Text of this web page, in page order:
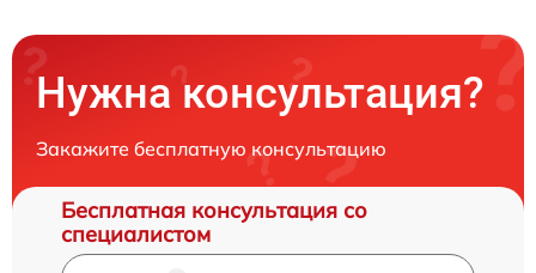
Нужна консультация?
Закажите бесплатную консультацию
Бесплатная консультация со
специалистом